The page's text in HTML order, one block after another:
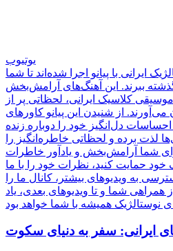
یوتیوب
ایرانی با پیانو اجرا شده‌اند تا شما
ببرند. این آهنگ‌های آرامش‌بخش
کلاسیک ایرانی، لحظاتی پر از
از شنیدن این پیانو کاورهای
احساسات دل‌انگیز خود را دوباره زنده
لذت برده و لحظاتی خاطره‌انگیز را
شما آرامش‌بخش و یادآور خاطرات
حمایت کنید، نظرات خود را با ما
به ویدیوهای بیشتر، کانال ما را
همراهی شما و تا ویدیوهای بعدی، یاد
ایرانی: سفر به دنیای سکوت